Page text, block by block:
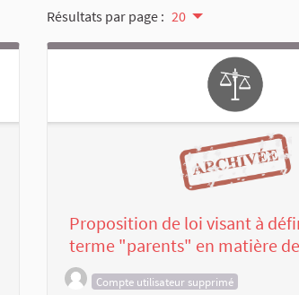
Résultats par page : 20
Proposition de loi visant à
terme "parents" en matière
Compte utilisateur supprimé